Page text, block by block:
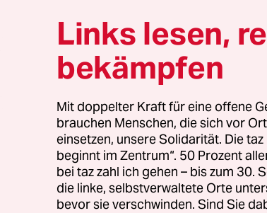
„Islamischer Staat“ (IS) auf die
Was bedeutet dieser Tag für Sie?
Jahr ist diese Zeit sehr aufwühlend.
sollten die Vergangenheit hinter uns
existiert, werden wir nicht vergessen,
nicht in 100 Jahren.
Tekkal
Links lesen,
bekämpfen
Mit doppelter Kraft für eine offene
brauchen Menschen, die sich vor
einsetzen, unsere Solidarität. Die
beginnt im Zentrum“. 50 Prozent
bei taz zahl ich gehen – bis zum 30.
die linke, selbstverwaltete Orte
bevor sie verschwinden. Sind Sie